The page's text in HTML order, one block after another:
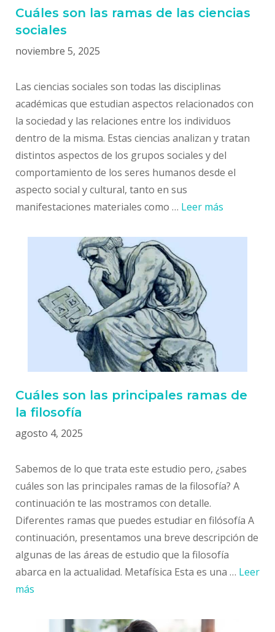
Cuáles son las ramas de las ciencias
sociales
noviembre 5, 2025
Las ciencias sociales son todas las disciplinas
académicas que estudian aspectos relacionados con
la sociedad y las relaciones entre los individuos
dentro de la misma. Estas ciencias analizan y tratan
distintos aspectos de los grupos sociales y del
comportamiento de los seres humanos desde el
aspecto social y cultural, tanto en sus
manifestaciones materiales como … Leer más
Cuáles son las principales ramas de
la filosofía
agosto 4, 2025
Sabemos de lo que trata este estudio pero, ¿sabes
cuáles son las principales ramas de la filosofía? A
continuación te las mostramos con detalle.
Diferentes ramas que puedes estudiar en filósofía A
continuación, presentamos una breve descripción de
algunas de las áreas de estudio que la filosofía
abarca en la actualidad. Metafísica Esta es una … Leer
más